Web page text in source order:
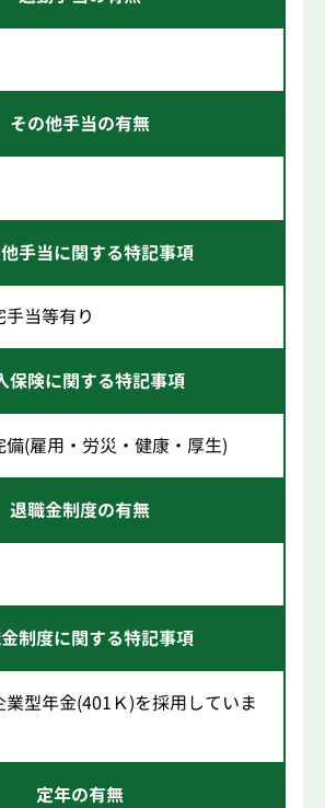
その他手当の有無
手当に関する特記事項
当等有り
保険に関する特記事項
(雇用・労災・健康・厚生)
退職金制度の有無
制度に関する特記事項
型年金(401Ｋ)を採用していま
定年の有無